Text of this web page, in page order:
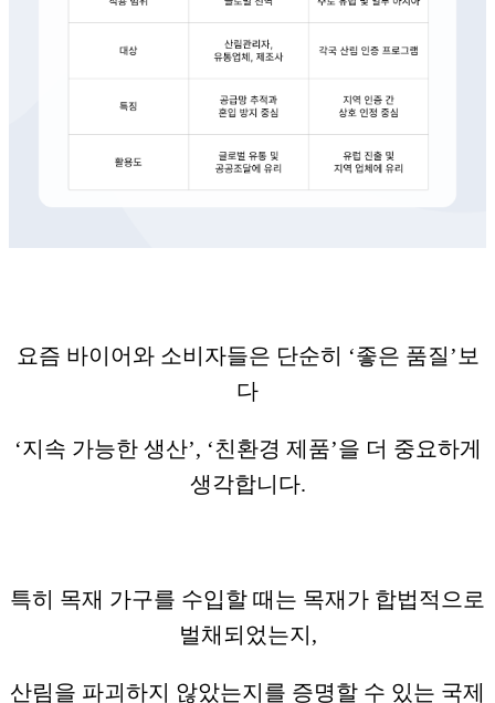
요즘 바이어와 소비자들은 단순히 ‘좋은 품질’보
다
‘지속 가능한 생산’, ‘친환경 제품’을 더 중요하게
생각합니다.
특히 목재 가구를 수입할 때는 목재가 합법적으로
벌채되었는지,
산림을 파괴하지 않았는지를 증명할 수 있는 국제